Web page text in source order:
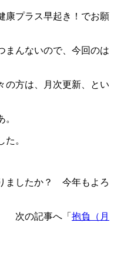
康プラス早起き！でお願
まんないので、今回のは
の方は、月次更新、とい
。
ましたか？ 今年もよろ
次の記事へ「 抱負（月